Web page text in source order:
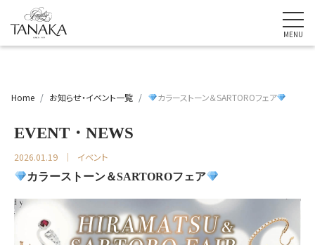
Home お知らせ・イベント一覧 カラーストーン＆SARTOROフェア
EVENT・NEWS
2026.01.19 イベント
カラーストーン＆SARTOROフェア